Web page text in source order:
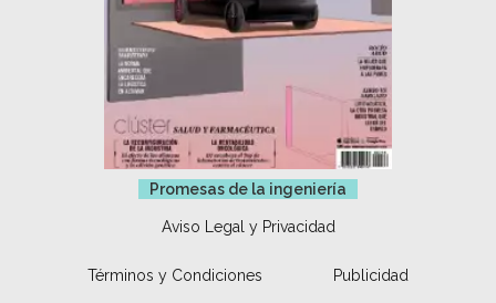
Promesas de la ingeniería
Aviso Legal y Privacidad
Términos y Condiciones Publicidad